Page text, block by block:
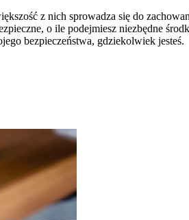
z nich sprowadza się do
o ile podejmiesz niezbędne
bezpieczeństwa, gdziekolwiek jesteś.